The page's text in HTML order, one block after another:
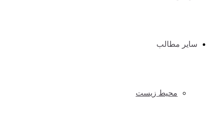
سایر مطالب
محیط زیست